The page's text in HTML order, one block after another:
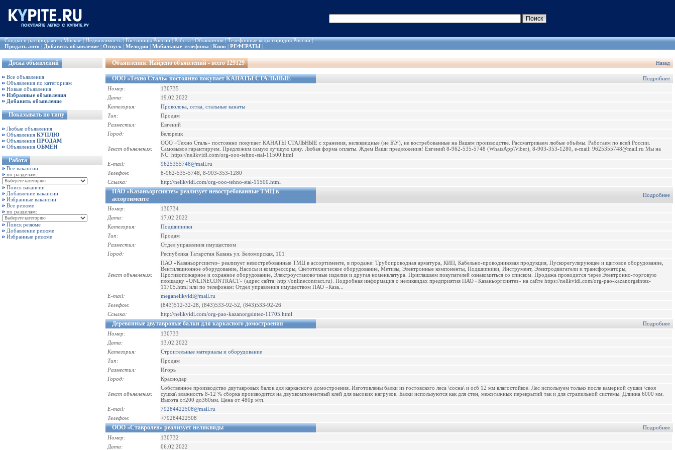
Скидки и распродажи в Москве|Недвижимость|Гостиницы России|Работа|Объявления|Телефонные коды городов России|
Продать авто | Добавить объявление | Отпуск | Мелодии | Мобильные телефоны | Кино | РЕФЕРАТЫ |
Доска объявлений
Все объявления
Объявления по категориям
Новые объявления
Избранные объявления
Добавить объявление
Показывать по типу
Любые объявления
Объявления КУПЛЮ
Объявления ПРОДАМ
Объявления ОБМЕН
Работа
Все вакансии
по разделам:
Поиск вакансии
Добавление вакансии
Избранные вакансии
Все резюме
по разделам:
Поиск резюме
Добавление резюме
Избранные резюме
Объявления. Найдено объявлений - всего 129129 Назад
ООО «Техно Сталь» постоянно покупает КАНАТЫ СТАЛЬНЫЕ
Подробнее
Номер:
130735
Дата:
19.02.2022
Категория:
Проволока, сетка, стальные канаты
Тип:
Продам
Разместил:
Евгений
Город:
Белорецк
Текст объявления:
ООО «Техно Сталь» постоянно покупает КАНАТЫ СТАЛЬНЫЕ с хранения, неликвидные (не Б\У), не востребованные на Вашем производстве. Рассматриваем любые объёмы. Работаем по всей России.
Самовывоз гарантируем. Предложим самую лучшую цену. Любая форма оплаты. Ждем Ваши предложения! Евгений 8-962-535-5748 (WhatsApp\Viber), 8-903-353-1280, e-mail: 9625355748@mail.ru Мы на
NC: https://nelikvidi.com/org-ooo-tehno-stal-11500.html
E-mail:
9625355748@mail.ru
Телефон:
8-962-535-5748, 8-903-353-1280
Ссылка:
http://nelikvidi.com/org-ooo-tehno-stal-11500.html
ПАО «Казаньоргсинтез» реализует невостребованные ТМЦ в
ассортименте
Подробнее
Номер:
130734
Дата:
17.02.2022
Категория:
Подшипники
Тип:
Продам
Разместил:
Отдел управления имуществом
Город:
Республика Татарстан Казань ул. Беломорская, 101
Текст объявления:
ПАО «Казаньоргсинтез» реализует невостребованные ТМЦ в ассортименте, в продаже: Трубопроводная арматура, КИП, Кабельно-проводниковая продукция, Пускорегулирующее и щитовое оборудование,
Вентиляционное оборудование, Насосы и компрессоры, Светотехническое оборудование, Метизы, Электронные компоненты, Подшипники, Инструмент, Электродвигатели и трансформаторы,
Противопожарное и охранное оборудование, Электроустановочные изделия и другая номенклатура. Приглашаем покупателей ознакомиться со списком. Продажа проводится через Электронно-торговую
площадку «ONLINECONTRACT» (адрес сайта: http://onlinecontract.ru). Подробная информация о неликвидах предприятия ПАО «Казаньоргсинтез» на сайте https://nelikvidi.com/org-pao-kazanorgsintez-
11705.html или по телефонам: Отдел управления имуществом ПАО «Каза...
E-mail:
meganelikvidi@mail.ru
Телефон:
(843)512-32-28, (843)533-92-52, (843)533-92-26
Ссылка:
http://nelikvidi.com/org-pao-kazanorgsintez-11705.html
Деревянные двутавровые балки для каркасного домостроения
Подробнее
Номер:
130733
Дата:
13.02.2022
Категория:
Строительные материалы и оборудование
Тип:
Продам
Разместил:
Игорь
Город:
Краснодар
Текст объявления:
Собственное производство двутавровых балок для каркасного домостроения. Изготовлены балки из гостовского леса \сосна\ и осб 12 мм влагостойкое. Лес используем только после камерной сушки \своя
сушка\ влажность 8-12 % сборка производится на двухкомпонентный клей для высоких нагрузок. Балки используются как для стен, межэтажных перекрытий так и для страпильной системы. Длинна 6000 мм.
Высота от200 до360мм. Цена от 480р м\п.
E-mail:
79284422508@mail.ru
Телефон:
+79284422508
ООО «Ставролен» реализует неликвиды
Подробнее
Номер:
130732
Дата:
06.02.2022